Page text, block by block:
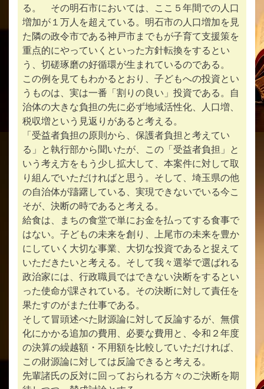
る。 その明石市においては、ここ５年間での人口
増加が１万人を超えている。明石市の人口増加を見
た隣の政令市である神戸市までもが子育て支援策を
重点的にやっていくといった方針転換をするとい
う、切磋琢磨の好循環が生まれているのである。
この例を見てもわかるとおり、子どもへの投資とい
うものは、実は一番「割りの良い」投資である。自
治体の大きな負担の先に必ず地域活性化、人口増、
税収増という見返りがあると考える。
「受益者負担の原則から、保護者負担と考えてい
る」と執行部から聞いたが、この「受益者負担」と
いう考え方をもう少し拡大して、本案件に対して取
り組んでいただければと思う。そして、埼玉県の他
の自治体が躊躇している、実現できないでいる今こ
そが、決断の時であると考える。
給食は、まちの食堂で単にお金を払ってする食事で
はない。子どもの未来を創り、上尾市の未来を豊か
にしていく大切な事業、大切な投資であると捉えて
いただきたいと考える。そして我々選挙で選ばれる
政治家には、行政職員ではできない決断をするとい
った使命が課されている。その決断に対して責任を
果たすのがまた仕事である。
そして冒頭述べた財源論に対して反論するが、無償
化にかかる追加の費用、必要な費用と、令和２年度
の決算の繰越額・不用額を比較していただければ、
この財源論に対しては反論できると考える。
先輩諸氏の反対に回っておられる方々のご決断を期